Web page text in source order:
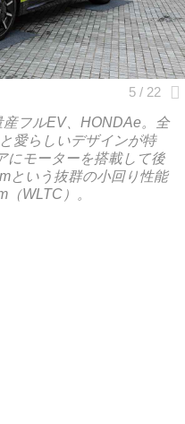
フルEV、HONDAe。全
愛らしいデザインが特
にモーターを搭載して後
という抜群の小回り性能
WLTC）。